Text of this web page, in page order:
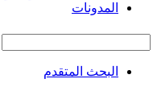
المدونات
البحث المتقدم